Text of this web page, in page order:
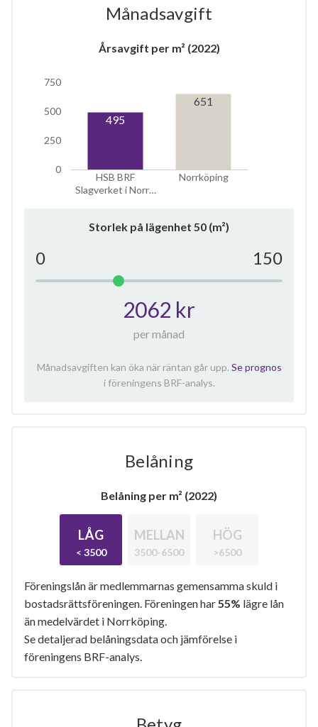
Månadsavgift
Årsavgift per m² (2022)
HSB BRF
Slagverket i Norr…
Norrköping
0
250
500
750
495
651
Storlek på lägenhet 50 (m²)
0 150
2062 kr
per månad
Månadsavgiften kan öka när räntan går upp. Se prognos
i föreningens BRF-analys.
Belåning
Belåning per m² (2022)
LÅG
< 3500
MELLAN
3500-6500
HÖG
>6500
Föreningslån är medlemmarnas gemensamma skuld i
bostadsrättsföreningen. Föreningen har55% lägre lån
än medelvärdet i Norrköping.
Se detaljerad belåningsdata och jämförelse i
föreningens BRF-analys.